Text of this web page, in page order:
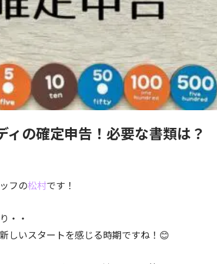
ィの確定申告！必要な書類は？
フの松村です！
・・
しいスタートを感じる時期ですね！😊